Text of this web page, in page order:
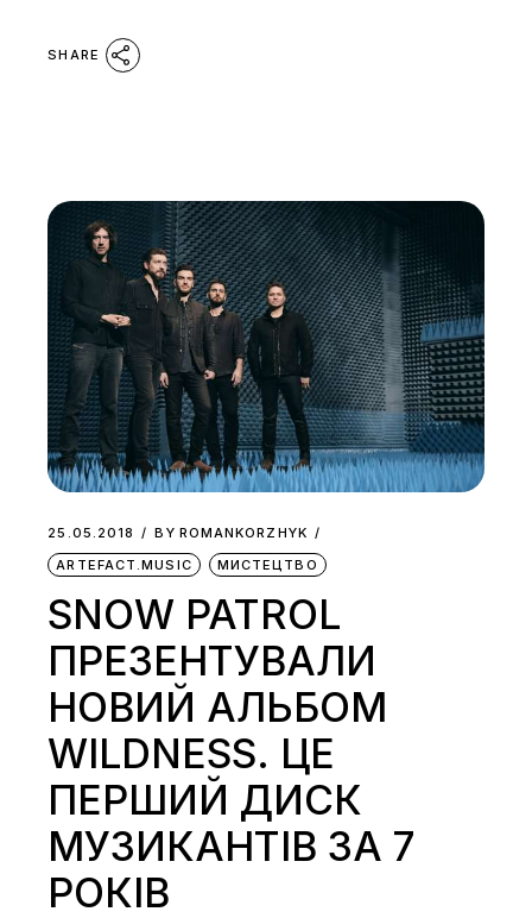
SHARE
25.05.2018 BY ROMANKORZHYK
ARTEFACT.MUSIC
МИСТЕЦТВО
SNOW PATROL
ПРЕЗЕНТУВАЛИ
НОВИЙ АЛЬБОМ
WILDNESS. ЦЕ
ПЕРШИЙ ДИСК
МУЗИКАНТІВ ЗА 7
РОКІВ